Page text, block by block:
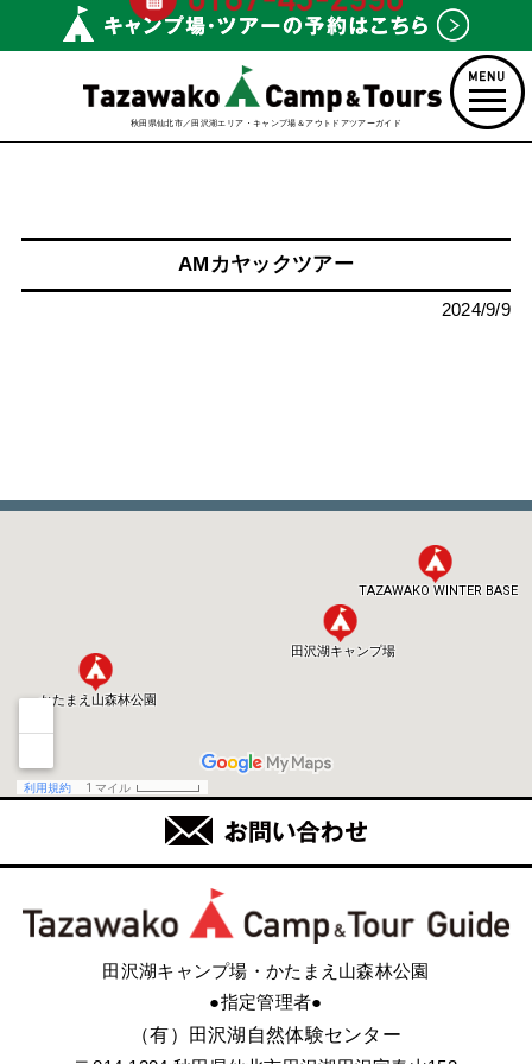
秋田県仙北市／田沢湖エリア・キャンプ場＆アウトドアツアーガイド
AMカヤックツアー
2024/9/9
田沢湖キャンプ場・かたまえ山森林公園
●指定管理者●
（有）田沢湖自然体験センター